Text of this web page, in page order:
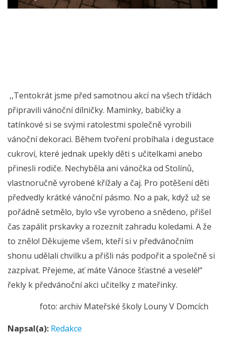
,,Tentokrát jsme před samotnou akcí na všech třídách
připravili vánoční dílničky. Maminky, babičky a
tatínkové si se svými ratolestmi společně vyrobili
vánoční dekoraci. Během tvoření probíhala i degustace
cukroví, které jednak upekly děti s učitelkami anebo
přinesli rodiče. Nechyběla ani vánočka od Stolínů,
vlastnoručně vyrobené křížaly a čaj. Pro potěšení děti
předvedly krátké vánoční pásmo. No a pak, když už se
pořádně setmělo, bylo vše vyrobeno a snědeno, přišel
čas zapálit prskavky a rozeznít zahradu koledami. A že
to znělo! Děkujeme všem, kteří si v předvánočním
shonu udělali chvilku a přišli nás podpořit a společně si
zazpívat. Přejeme, ať máte Vánoce šťastné a veselé!“
řekly k předvánoční akci učitelky z mateřinky.
foto: archiv Mateřské školy Louny V Domcích
Napsal(a): Redakce